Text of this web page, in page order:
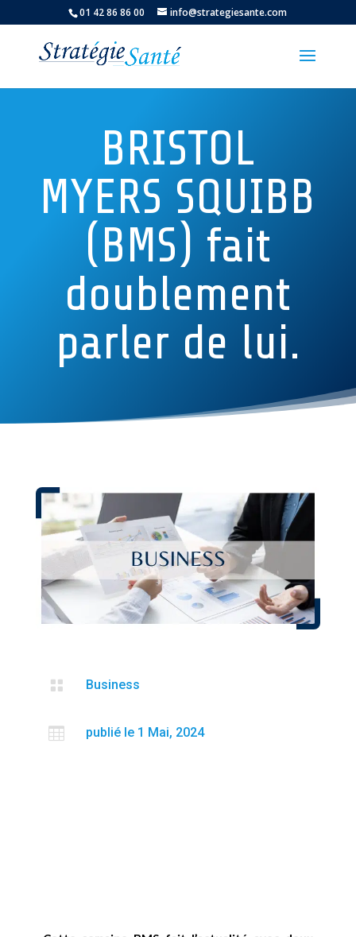
01 42 86 86 00 info@strategiesante.com
BRISTOL
MYERS SQUIBB
(BMS) fait
doublement
parler de lui.
 Business
 publié le 1 Mai, 2024